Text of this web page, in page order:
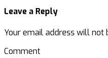
Leave a Reply
Your email address will not
Comment